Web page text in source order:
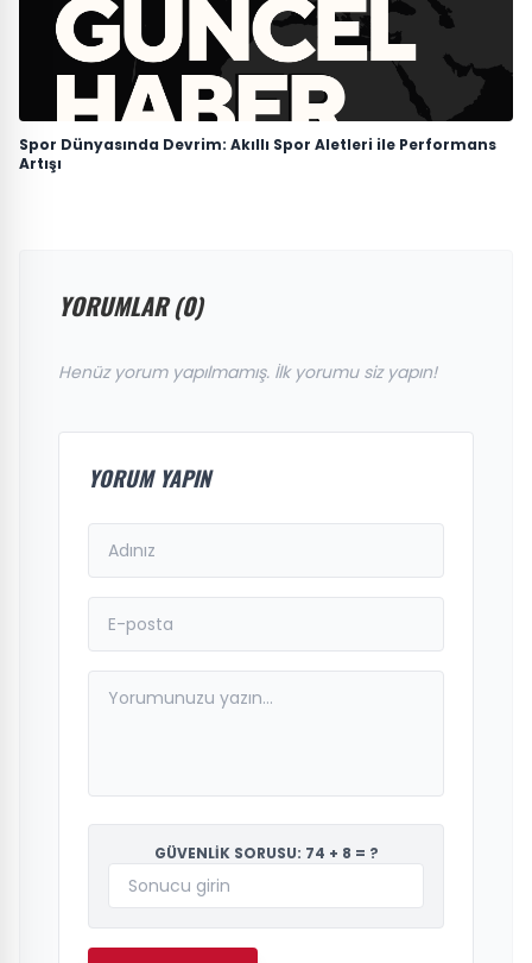
Spor Dünyasında Devrim: Akıllı Spor Aletleri ile Performans
Artışı
YORUMLAR (0)
Henüz yorum yapılmamış. İlk yorumu siz yapın!
YORUM YAPIN
GÜVENLİK SORUSU: 74 + 8 = ?